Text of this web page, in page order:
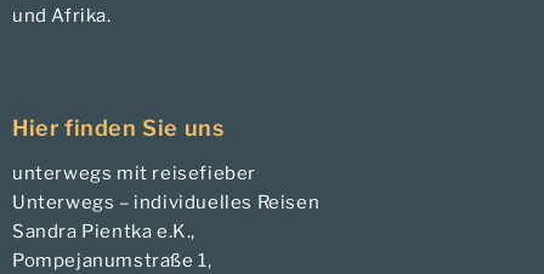
und Afrika.
Hier finden Sie uns
unterwegs mit reisefieber
Unterwegs – individuelles Reisen
Sandra Pientka e.K.,
Pompejanumstraße 1,